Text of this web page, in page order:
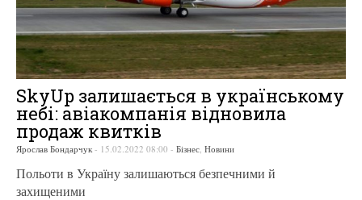
SkyUp залишається в українському
небі: авіакомпанія відновила
продаж квитків
Ярослав Бондарчук - 15.02.2022 08:00 - Бізнес Новини
Польоти в Україну залишаються безпечними й
захищеними